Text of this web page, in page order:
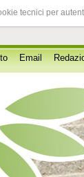
tecnici per
Email